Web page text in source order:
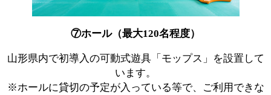
⑦ホール（最大120名程度）
山形県内で初導入の可動式遊具「モップス」を設置して
います。
※ホールに貸切の予定が入っている等で、ご利用できな